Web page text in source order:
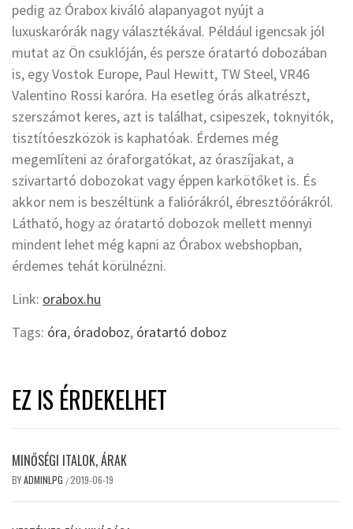
pedig az Órabox kiváló alapanyagot nyújt a
luxuskarórák nagy választékával. Például igencsak jól
mutat az Ön csuklóján, és persze óratartó dobozában
is, egy Vostok Europe, Paul Hewitt, TW Steel, VR46
Valentino Rossi karóra. Ha esetleg órás alkatrészt,
szerszámot keres, azt is találhat, csipeszek, toknyitók,
tisztítóeszközök is kaphatóak. Érdemes még
megemlíteni az óraforgatókat, az óraszíjakat, a
szivartartó dobozokat vagy éppen karkötőket is. És
akkor nem is beszéltünk a faliórákról, ébresztőórákról.
Látható, hogy az óratartó dobozok mellett mennyi
mindent lehet még kapni az Órabox webshopban,
érdemes tehát körülnézni.
Link: orabox.hu
Tags: óra, óradoboz, óratartó doboz
EZ IS ÉRDEKELHET
MINŐSÉGI ITALOK, ÁRAK
BYADMINLPG /2019-06-19